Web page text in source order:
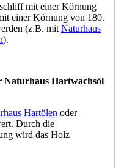
mit einer Körnung
einer Körnung von 180.
(z.B. mit Naturhaus
).
Naturhaus Hartwachsöl
Hartölen oder
Durch die
wird das Holz